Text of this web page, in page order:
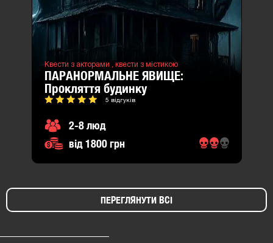
Квести з акторами , квести з містикою
ПАРАНОРМАЛЬНЕ ЯВИЩЕ:
прокляття будинку
5 відгуків
2-8 люд
від 1800 грн
ПЕРЕГЛЯНУТИ ВСІ